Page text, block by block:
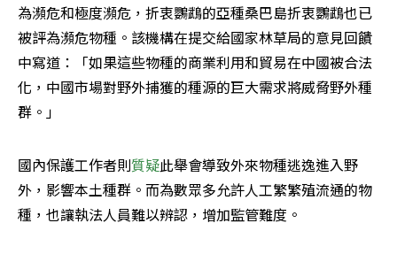
為瀕危和極度瀕危，折衷鸚鵡的亞種桑巴島折衷鸚鵡也已
被評為瀕危物種。該機構在提交給國家林草局的意見回饋
中寫道：「如果這些物種的商業利用和貿易在中國被合法
化，中國市場對野外捕獲的種源的巨大需求將威脅野外種
群。」
國內保護工作者則質疑此舉會導致外來物種逃逸進入野
外，影響本土種群。而為數眾多允許人工繁繁殖流通的物
種，也讓執法人員難以辨認，增加監管難度。